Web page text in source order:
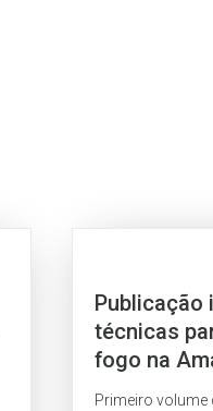
Publicação
técnicas
fogo na
Primeiro volume